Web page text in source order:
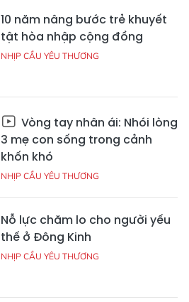
10 năm nâng bước trẻ khuyết
tật hòa nhập cộng đồng
NHỊP CẦU YÊU THƯƠNG
Vòng tay nhân ái: Nhói lòng
3 mẹ con sống trong cảnh
khốn khó
NHỊP CẦU YÊU THƯƠNG
Nỗ lực chăm lo cho người yếu
thế ở Đông Kinh
NHỊP CẦU YÊU THƯƠNG